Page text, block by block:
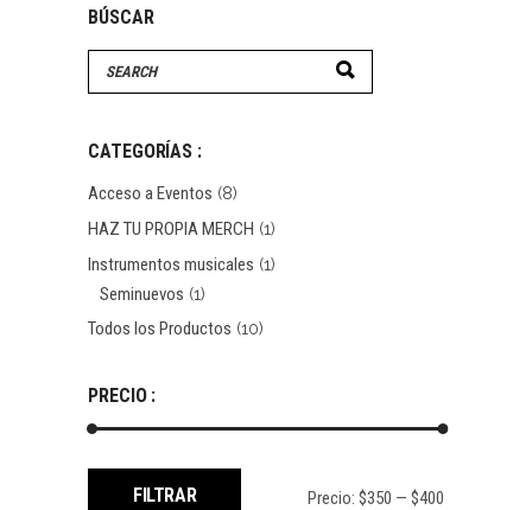
BÚSCAR
CATEGORÍAS :
Acceso a Eventos (8)
HAZ TU PROPIA MERCH (1)
Instrumentos musicales (1)
Seminuevos (1)
Todos los Productos (10)
PRECIO :
FILTRAR Precio: $350 — $400